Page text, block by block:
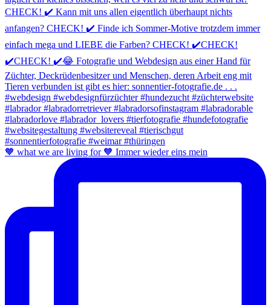
🧡 what we are living for 🧡 Immer wieder eins mein